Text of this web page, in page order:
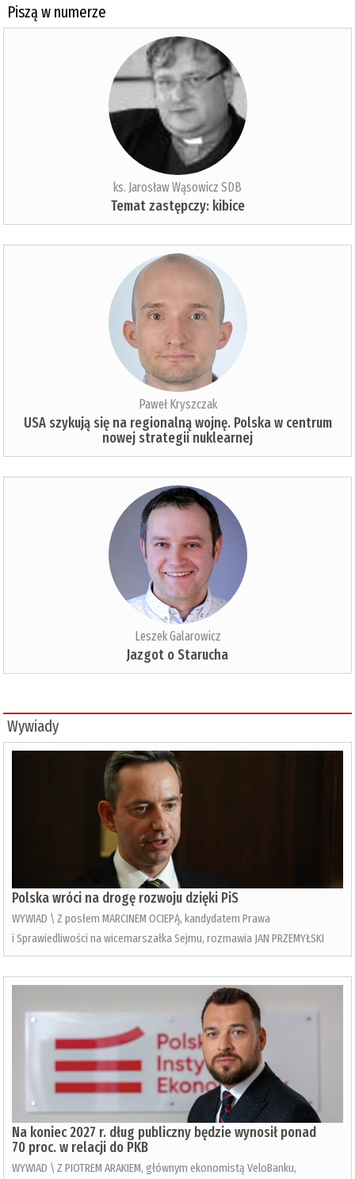
Piszą w numerze
ks. Jarosław Wąsowicz SDB
Temat zastępczy: kibice
Paweł Kryszczak
USA szykują się na regionalną wojnę. Polska w centrum
nowej strategii nuklearnej
Leszek Galarowicz
Jazgot o Starucha
Wywiady
Polska wróci na drogę rozwoju dzięki PiS
WYWIAD \ Z posłem MARCINEM OCIEPĄ, kandydatem Prawa
i Sprawiedliwości na wicemarszałka Sejmu, rozmawia JAN PRZEMYŁSKI
Na koniec 2027 r. dług publiczny będzie wynosił ponad
70 proc. w relacji do PKB
WYWIAD \ Z PIOTREM ARAKIEM, głównym ekonomistą VeloBanku,